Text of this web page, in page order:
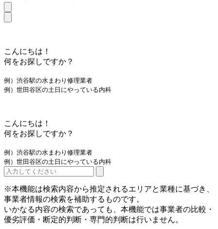
こんにちは！
何をお探しですか？
例）渋谷駅の水まわり修理業者
例）世田谷区の土日にやっている内科
こんにちは！
何をお探しですか？
例）渋谷駅の水まわり修理業者
例）世田谷区の土日にやっている内科
※本機能は検索内容から推定されるエリアと業種に基づき、
事業者情報の検索を補助するものです。
いかなる内容の検索であっても、本機能では事業者の比較・
優劣評価・断定的判断・専門的判断は行いません。